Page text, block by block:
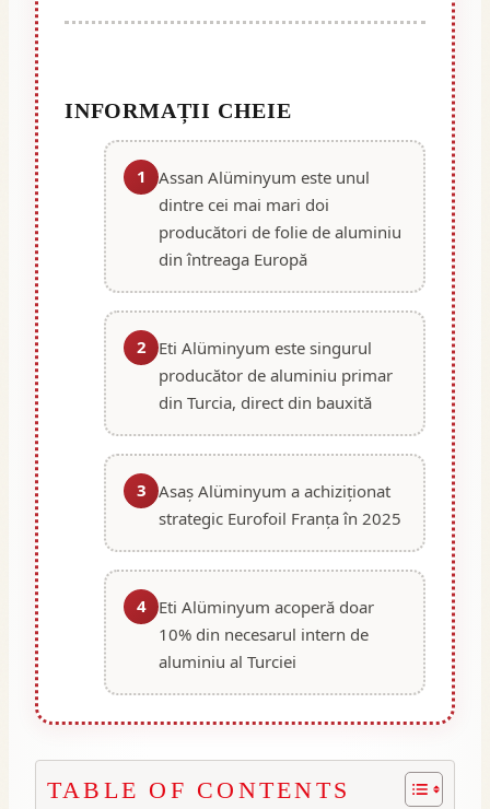
INFORMAȚII CHEIE
1
Assan Alüminyum este unul
dintre cei mai mari doi
producători de folie de aluminiu
din întreaga Europă
2
Eti Alüminyum este singurul
producător de aluminiu primar
din Turcia, direct din bauxită
3 Asaş Alüminyum a achiziționat
strategic Eurofoil Franța în 2025
4
Eti Alüminyum acoperă doar
10% din necesarul intern de
aluminiu al Turciei
TABLE OF CONTENTS